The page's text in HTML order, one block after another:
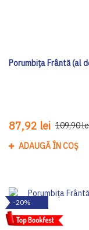
Porumbița Frântă (al
87,92 lei 109,90
ADAUGĂ ÎN COȘ
-20%